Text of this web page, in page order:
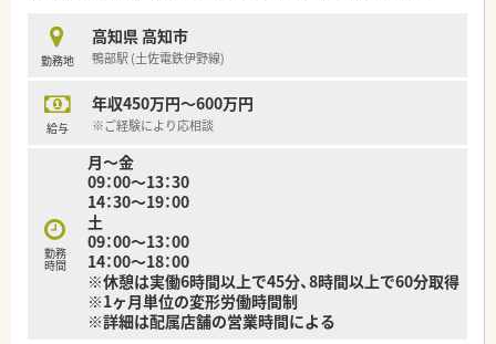
■広々とした調剤室はどこも綺麗で、監査システム・自動分包機
などの調剤設備も整っています。
■ドラッグストアでのご就業となりますので、医薬品から日用
〈こんな方にもおススメ〉
■大手HDグループならではの福利厚生や企業安定度を大切にし
たい方
などお気軽にお問い合わせください！
勤務地
高知県 高知市
鴨部駅 (土佐電鉄伊野線)
給与
年収450万円～600万円
※ご経験により応相談
勤務
時間
月～金
09：00～13：30
14：30～19：00
土
09：00～13：00
14：00～18：00
※休憩は実働6時間以上で45分、8時間以上で60分取得
※1ヶ月単位の変形労働時間制
※詳細は配属店舗の営業時間による